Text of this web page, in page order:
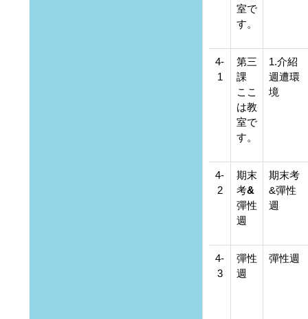
室で
す。
4-
1
第三
課
ここ
は教
室で
す。
1.介紹
週遭環
境
4-
2
期末
考&
彈性
週
期末考
&彈性
週
4-
3
彈性
週
彈性週